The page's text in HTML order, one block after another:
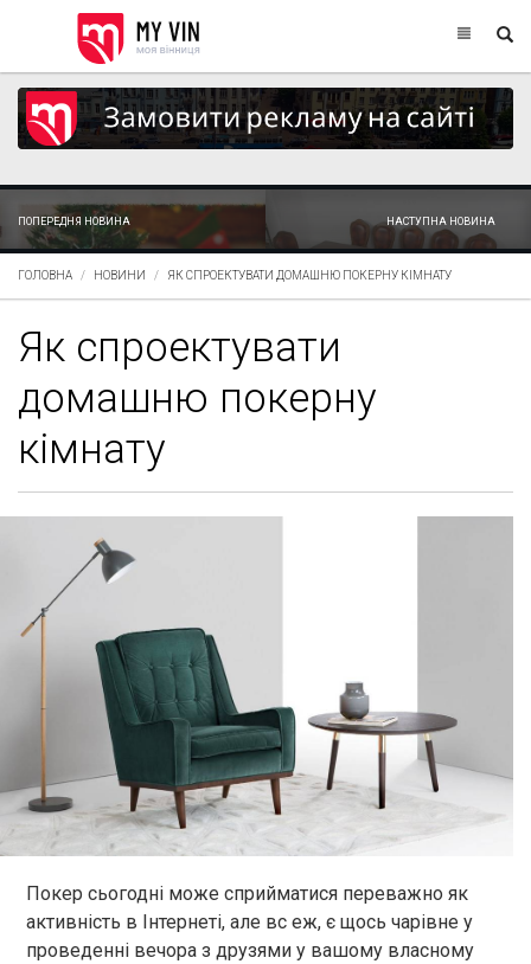
ПОПЕРЕДНЯ НОВИНА НАСТУПНА НОВИНА
ГОЛОВНА НОВИНИ ЯК СПРОЕКТУВАТИ ДОМАШНЮ ПОКЕРНУ КІМНАТУ
Як спроектувати
домашню покерну
кімнату
Покер сьогодні може сприйматися переважно як
активність в Інтернеті, але вс еж, є щось чарівне у
проведенні вечора з друзями у вашому власному